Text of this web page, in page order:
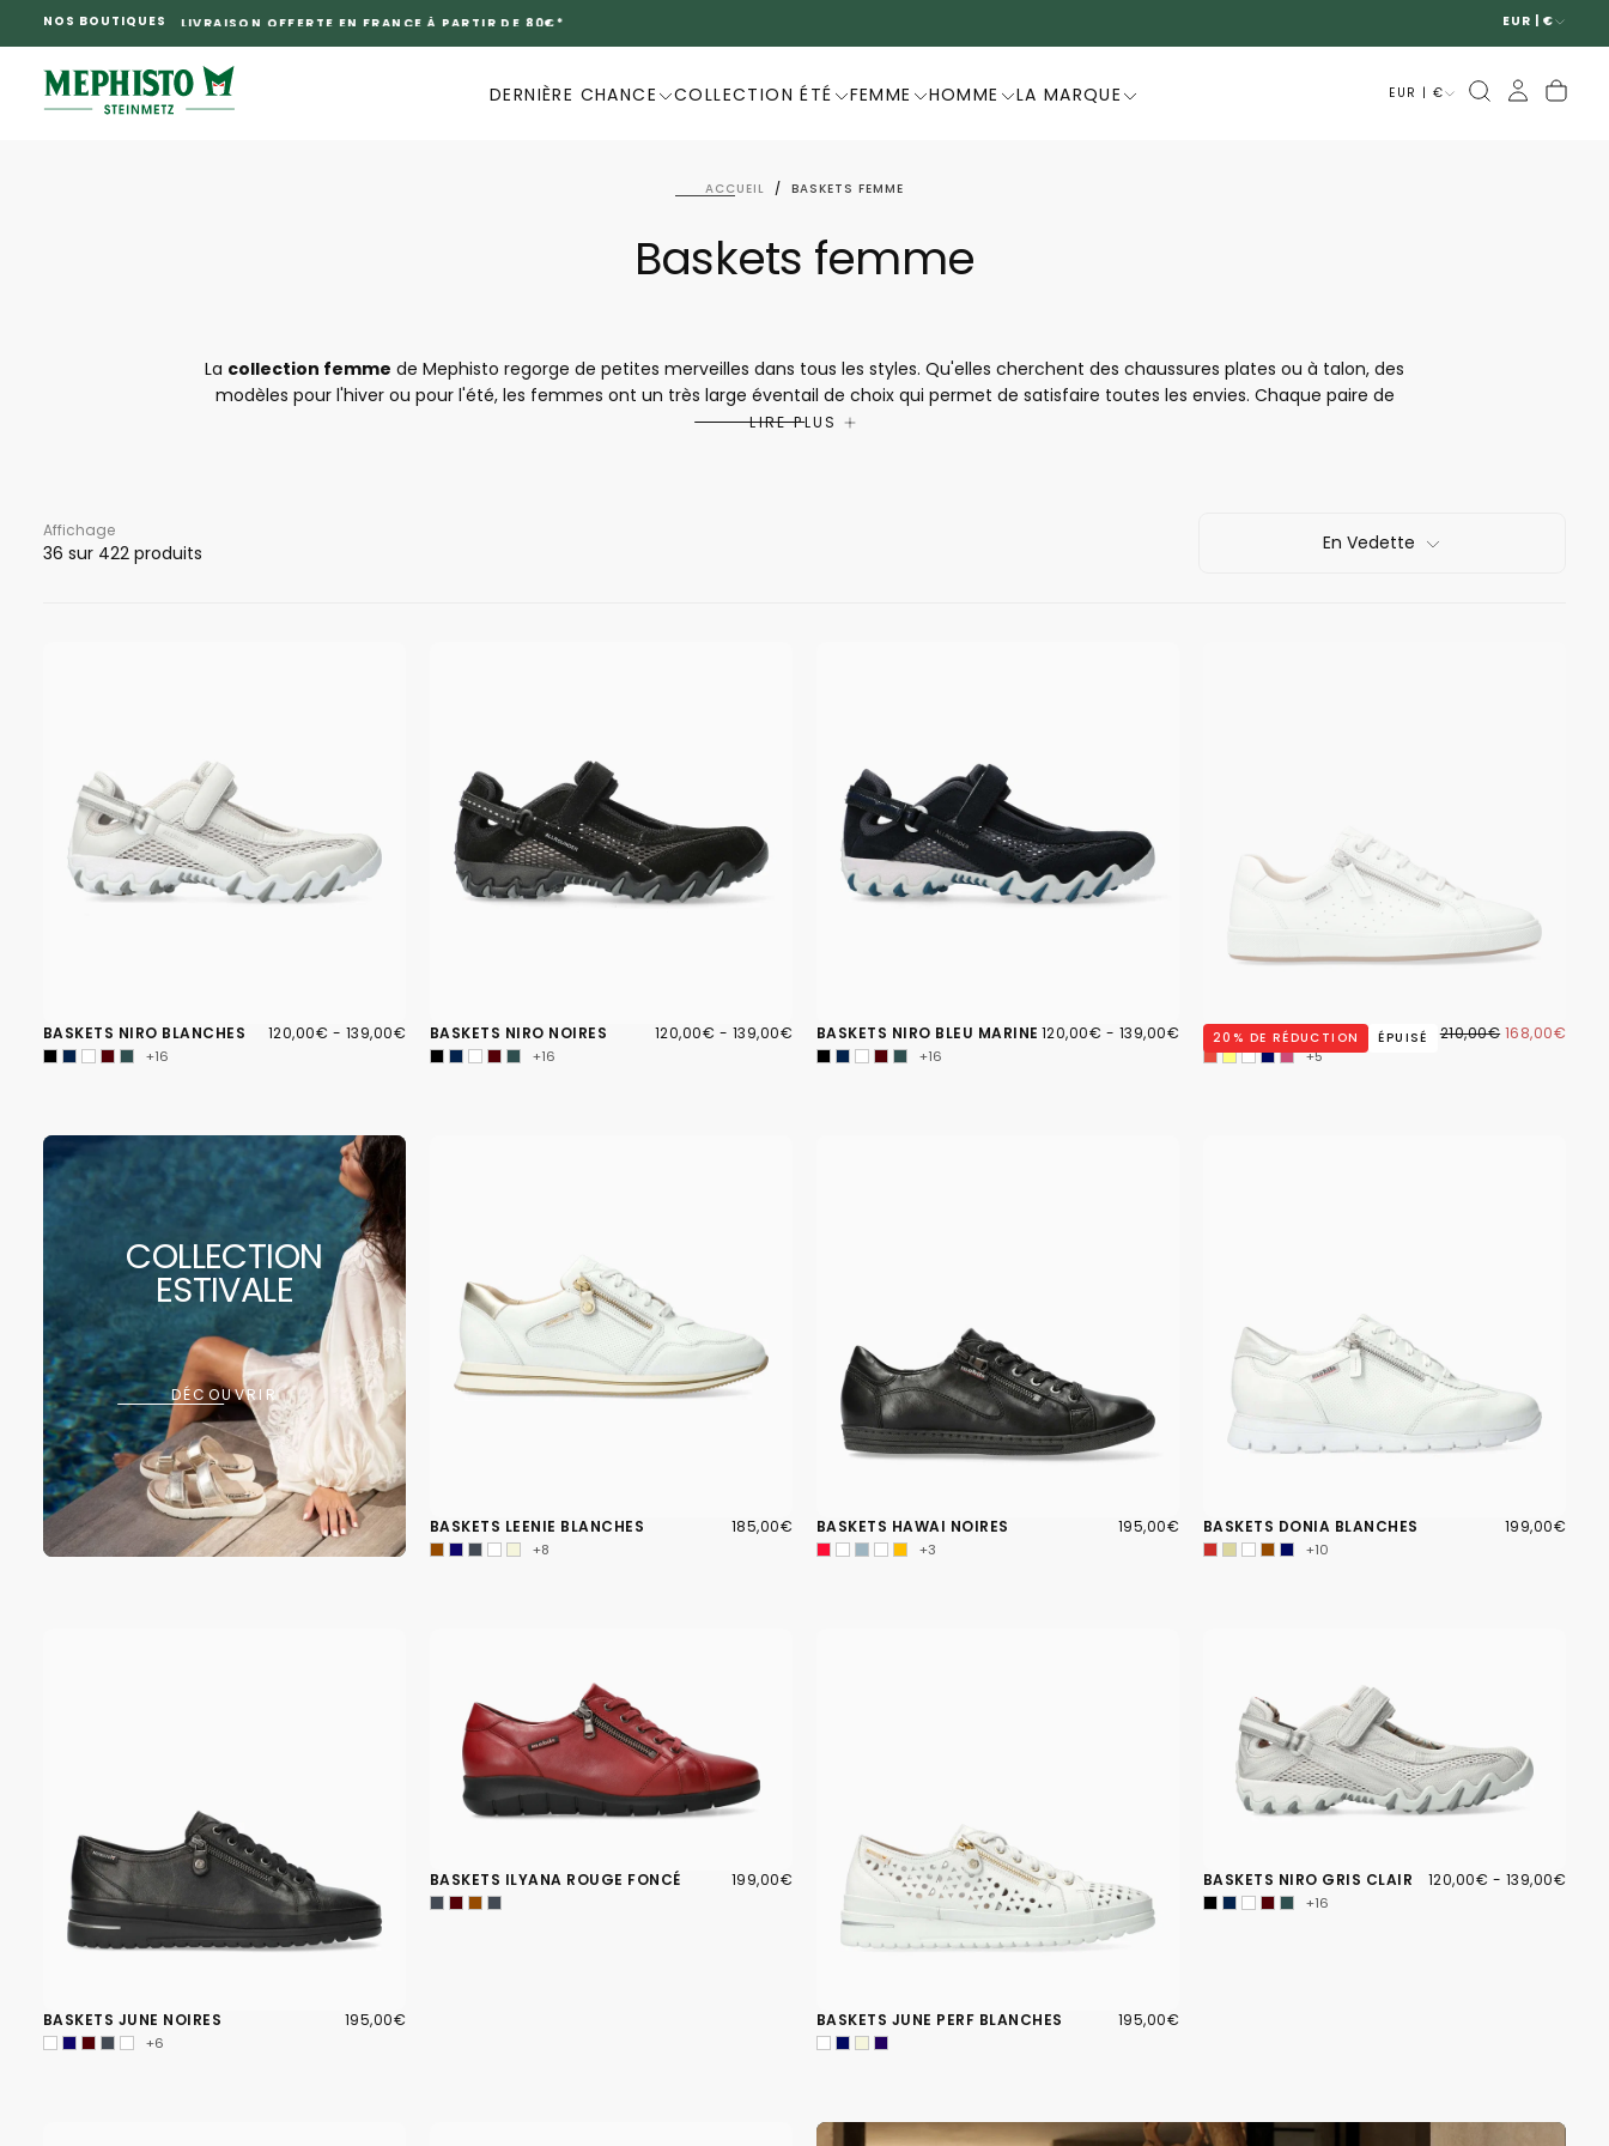
PASSER
AU
NOS BOUTIQUES EUR | €
DERNIÈRE CHANCE COLLECTION ÉTÉ FEMME HOMME LA MARQUE EUR | €
ACCUEIL / BASKETS FEMME
Baskets femme
La collection femme de Mephisto regorge de petites merveilles dans tous les styles. Qu'elles cherchent des chaussures plates ou à talon, des
modèles pour l'hiver ou pour l'été, les femmes ont un très large éventail de choix qui permet de satisfaire toutes les envies. Chaque paire de
chaussures est travaillée avec soin, ainsi elles assurent un grand confort de marche et peuvent donc être portées toute la journée sans aucun
LIRE PLUS
En Vedette
Affichage
36 sur 422 produits
BASKETS NIRO BLANCHES 120,00€
PRIX
120,00€ - PRIX
139,00€
+16
BASKETS NIRO NOIRES 120,00€
PRIX
120,00€ - PRIX
139,00€
+16
BASKETS NIRO BLEU MARINE 120,00€
PRIX
120,00€ - PRIX
139,00€
+16
BASKETS NIKITA BLANCHES
20 % DE RÉDUCTION ÉPUISÉ 168,00€
PRIX
210,00€ PRIX
168,00€
+5
COLLECTION
ESTIVALE
DÉCOUVRIR
BASKETS LEENIE BLANCHES 185,00€
PRIX
185,00€
+8
BASKETS HAWAI NOIRES 195,00€
PRIX
195,00€
+3
BASKETS DONIA BLANCHES 199,00€
PRIX
199,00€
+10
BASKETS JUNE NOIRES 195,00€
PRIX
195,00€
+6
BASKETS ILYANA ROUGE FONCÉ 199,00€
PRIX
199,00€
BASKETS JUNE PERF BLANCHES 195,00€
PRIX
195,00€
BASKETS NIRO GRIS CLAIR 120,00€
PRIX
120,00€ - PRIX
139,00€
+16